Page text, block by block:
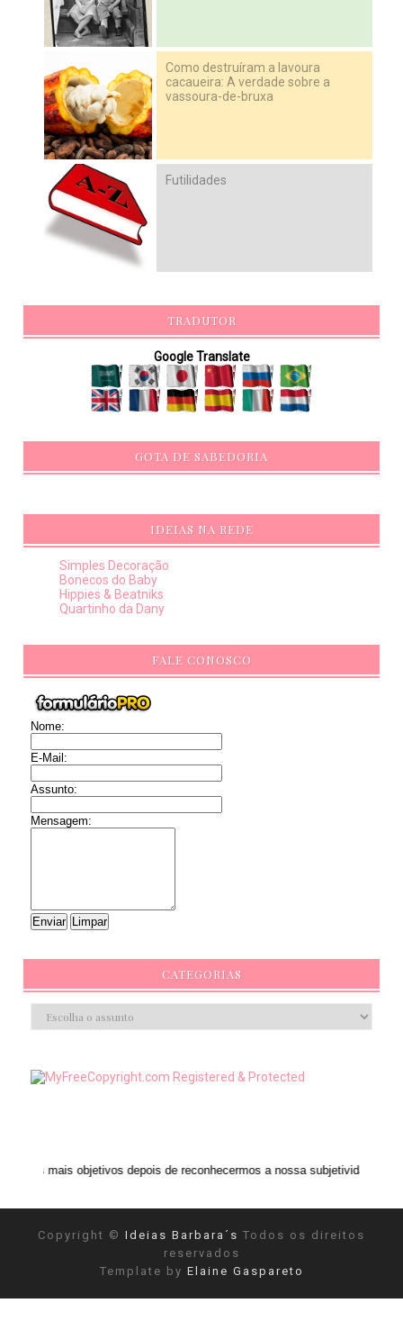
Como destruíram a lavoura
cacaueira: A verdade sobre a
vassoura-de-bruxa
Futilidades
TRADUTOR
Google Translate
GOTA DE SABEDORIA
IDEIAS NA REDE
Simples Decoração
Bonecos do Baby
Hippies & Beatniks
Quartinho da Dany
FALE CONOSCO
Nome:
E-Mail:
Assunto:
Mensagem:
CATEGORIAS
depois de reconhecermos a nossa subjetividade." ANAIS NIN
Copyright © Ideias Barbara´s Todos os direitos
reservados
Template by Elaine Gaspareto